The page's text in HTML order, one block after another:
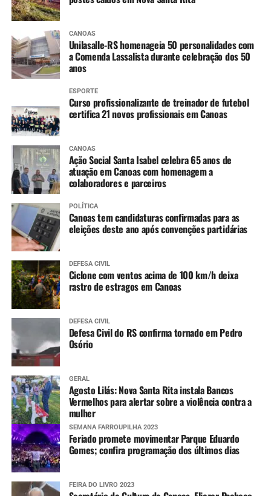
CANOAS
Unilasalle-RS homenageia 50 personalidades com
a Comenda Lassalista durante celebração dos 50
anos
ESPORTE
Curso profissionalizante de treinador de futebol
certifica 21 novos profissionais em Canoas
CANOAS
Ação Social Santa Isabel celebra 65 anos de
atuação em Canoas com homenagem a
colaboradores e parceiros
POLÍTICA
Canoas tem candidaturas confirmadas para as
eleições deste ano após convenções partidárias
DEFESA CIVIL
Ciclone com ventos acima de 100 km/h deixa
rastro de estragos em Canoas
DEFESA CIVIL
Defesa Civil do RS confirma tornado em Pedro
Osório
GERAL
Agosto Lilás: Nova Santa Rita instala Bancos
Vermelhos para alertar sobre a violência contra a
mulher
SEMANA FARROUPILHA 2023
Feriado promete movimentar Parque Eduardo
Gomes; confira programação dos últimos dias
FEIRA DO LIVRO 2023